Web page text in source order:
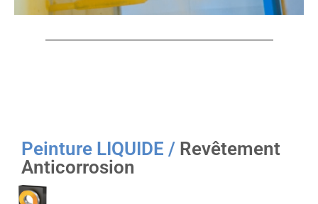
Peinture LIQUIDE / Revêtement
Anticorrosion